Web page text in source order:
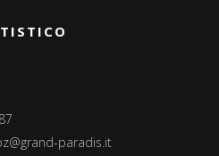
paradis.it